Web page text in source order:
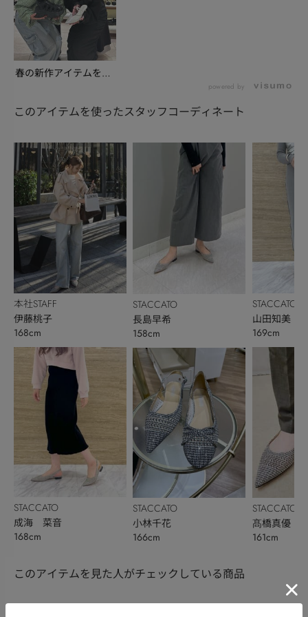
春の新作アイテムを、
powered by
このアイテムを使ったスタッフコーディネート
本社STAFF
伊藤桃子
168cm
STACCATO
成海 菜音
168cm
STACCATO
長島早希
158cm
STACCATO
小林千花
166cm
STACCATO
山田知美
169cm
STACCATO
髙橋真優
161cm
このアイテムを見た人がチェックしている商品